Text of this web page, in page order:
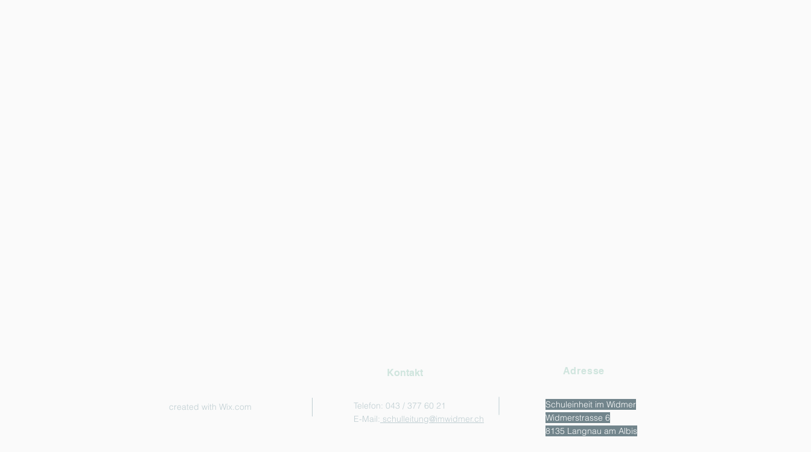
created with Wix.com
Kontakt
Telefon: 043 / 377 60 21
E-Mail: schulleitung@imwidmer.ch
Adresse
Schuleinheit im Widmer
Widmerstrasse 6
8135 Langnau am Albis